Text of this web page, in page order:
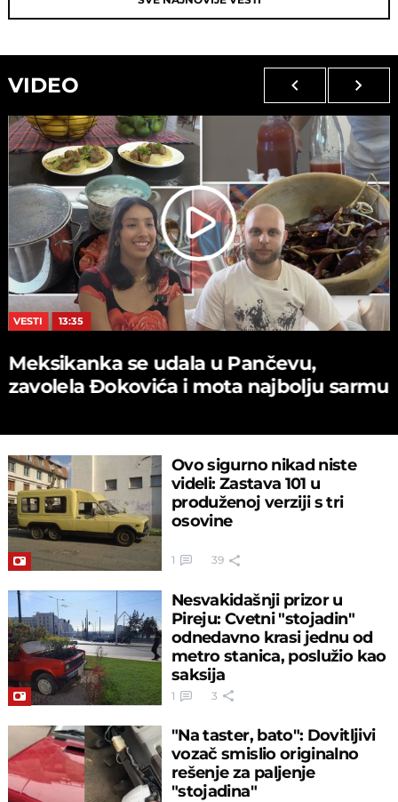
VIDEO
VESTI 13:35
Meksikanka se udala u Pančevu,
zavolela Đokovića i mota najbolju sarmu
Ovo sigurno nikad niste
videli: Zastava 101 u
produženoj verziji s tri
osovine
1 39
Nesvakidašnji prizor u
Pireju: Cvetni "stojadin"
odnedavno krasi jednu od
metro stanica, poslužio kao
saksija
1 3
"Na taster, bato": Dovitljivi
vozač smislio originalno
rešenje za paljenje
"stojadina"